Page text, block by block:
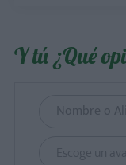
Y tú ¿Qué
Escoge un